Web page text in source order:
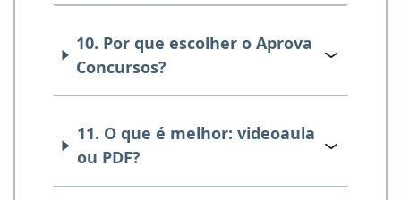
10. Por que escolher o Aprova
Concursos?
11. O que é melhor: videoaula
ou PDF?